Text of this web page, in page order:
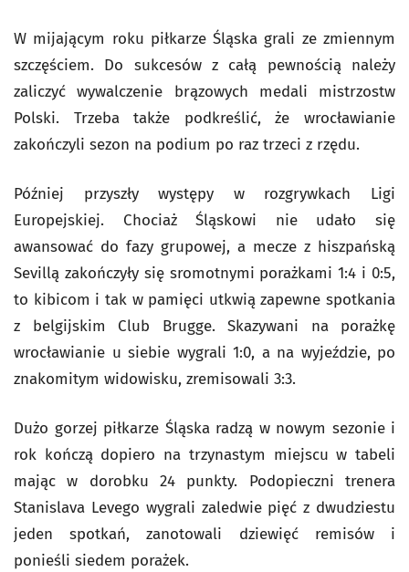
W mijającym roku piłkarze Śląska grali ze zmiennym
szczęściem. Do sukcesów z całą pewnością należy
zaliczyć wywalczenie brązowych medali mistrzostw
Polski. Trzeba także podkreślić, że wrocławianie
zakończyli sezon na podium po raz trzeci z rzędu.
Później przyszły występy w rozgrywkach Ligi
Europejskiej. Chociaż Śląskowi nie udało się
awansować do fazy grupowej, a mecze z hiszpańską
Sevillą zakończyły się sromotnymi porażkami 1:4 i 0:5,
to kibicom i tak w pamięci utkwią zapewne spotkania
z belgijskim Club Brugge. Skazywani na porażkę
wrocławianie u siebie wygrali 1:0, a na wyjeździe, po
znakomitym widowisku, zremisowali 3:3.
Dużo gorzej piłkarze Śląska radzą w nowym sezonie i
rok kończą dopiero na trzynastym miejscu w tabeli
mając w dorobku 24 punkty. Podopieczni trenera
Stanislava Levego wygrali zaledwie pięć z dwudziestu
jeden spotkań, zanotowali dziewięć remisów i
ponieśli siedem porażek.